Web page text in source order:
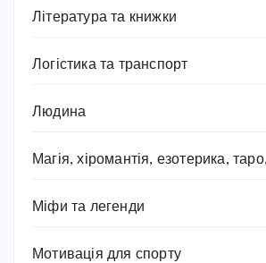
Література та книжки
Логістика та транспорт
Людина
Магія, хіромантія, езотерика,
Міфи та легенди
Мотивація для спорту